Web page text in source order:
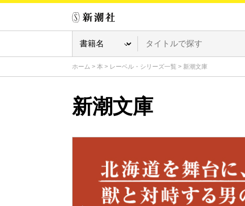
ホーム > 本 > レーベル・シリーズ一覧 > 新潮文庫
新潮文庫